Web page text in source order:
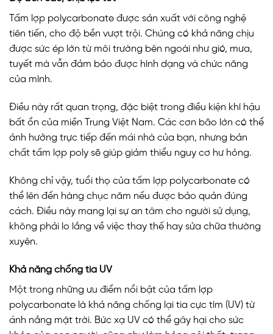
Tấm lợp polycarbonate được sản xuất với công nghệ
tiên tiến, cho độ bền vượt trội. Chúng có khả năng chịu
được sức ép lớn từ môi trường bên ngoài như gió, mưa,
tuyết mà vẫn đảm bảo được hình dạng và chức năng
của mình.
Điều này rất quan trọng, đặc biệt trong điều kiện khí hậu
bất ổn của miền Trung Việt Nam. Các cơn bão lớn có thể
ảnh hưởng trực tiếp đến mái nhà của bạn, nhưng bản
chất tấm lợp poly sẽ giúp giảm thiểu nguy cơ hư hỏng.
Không chỉ vậy, tuổi thọ của tấm lợp polycarbonate có
thể lên đến hàng chục năm nếu được bảo quản đúng
cách. Điều này mang lại sự an tâm cho người sử dụng,
không phải lo lắng về việc thay thế hay sửa chữa thường
xuyên.
Khả năng chống tia UV
Một trong những ưu điểm nổi bật của tấm lợp
polycarbonate là khả năng chống lại tia cực tím (UV) từ
ánh nắng mặt trời. Bức xạ UV có thể gây hại cho sức